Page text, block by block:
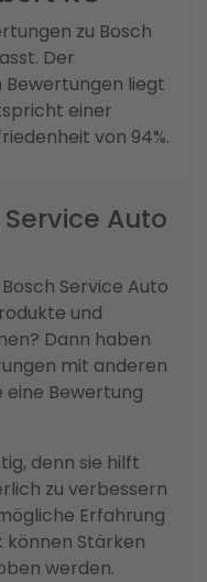
zu Bosch
Der
liegt
einer
von 94%.
Auto
Service Auto
und
Dann haben
mit anderen
eine Bewertung
denn sie hilft
zu verbessern
Erfahrung
können Stärken
werden.